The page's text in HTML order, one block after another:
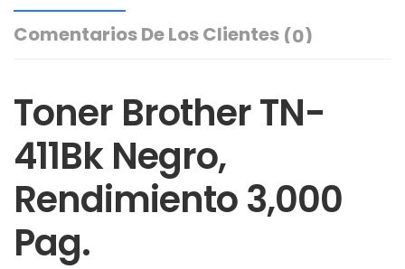
Comentarios De Los Clientes (0)
Toner Brother TN-
411Bk Negro,
Rendimiento 3,000
Pag.